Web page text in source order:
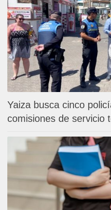
Yaiza busca cinco
comisiones de servicio